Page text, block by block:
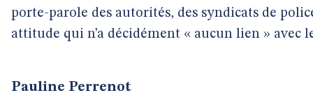
porte-parole des autorités, des syndicats de
attitude qui n’a décidément « aucun lien » avec
Pauline Perrenot